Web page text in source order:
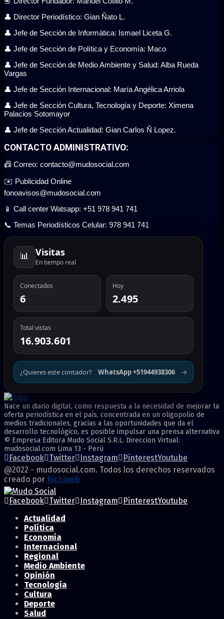
👤 Director Periodístico: Gian Ñato L.
👤 Jefe de Sección de Informática: Ismael Liceta G.
👤 Jefe de Sección de Política y Economía: Maco
👤 Jefe de Sección de Medio Ambiente y Salud: Alba Rueda
Vargas
👤 Jefe de Sección Internacional: María Angélica Arriola
👤 Jefe de Sección Cultura, Tecnología y Deporte: Ximena
Palacios Sotomayor
👤 Jefe de Sección Actualidad: Gian Carlos Ñ Lopez.
CONTACTO ADMINISTRATIVO:
📠 Correo: contacto@mudosocial.com
✉️ Publicidad Online
fonoavisos@mudosocial.com
📱 Call center Watsapp: +51 978 941 741
📞 Temas Periodísticos Celular: 978 941 741
📊 Visitas
En tiempo real
Conectados
6
Hoy
2.495
Total vistas
16.903.601
¿Quieres este contador? WhatsApp +51944938306 →
Nace un diario digital, como respuesta a la necesidad de mejorar la
oferta periodística en el país, concentrada en un oligopolio de
medios tradicionales, gracias a las oportunidades que da el
desarrollo tecnológico, es posible impulsar una prensa alternativa
© Empresa Editora Mudo Social S.R.L. Direccion Virtual:
mudosocial.com Lima 13 - Perú
Facebook Twitter Instagram PinterestYoutube
@2022 - mudosocial.com. Todos los derechos reservados
creado por Richiweb
Facebook Twitter Instagram PinterestYoutube
Actualidad
Política
Economía
Internacional
Regional
Medio Ambiente
Opinión
Tecnología
Cultura
Deporte
Salud